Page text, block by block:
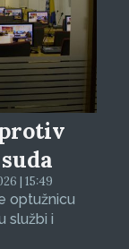
| 15:49
optužnicu
službi i